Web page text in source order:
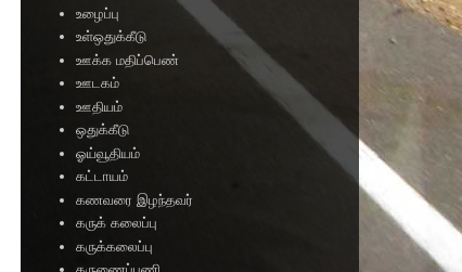
உழைப்பு
உள்ஒதுக்கீடு
ஊக்க மதிப்பெண்
ஊடகம்
ஊதியம்
ஒதுக்கீடு
ஓய்வூதியம்
கட்டாயம்
கணவரை இழந்தவர்
கருக் கலைப்பு
கருக்கலைப்பு